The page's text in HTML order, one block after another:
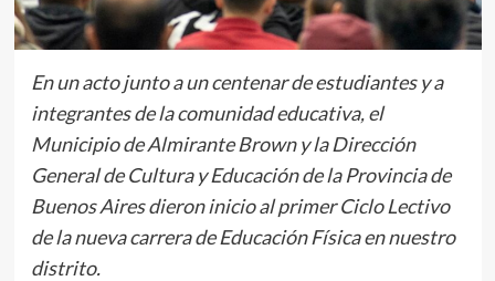
En un acto junto a un centenar de estudiantes y a
integrantes de la comunidad educativa, el
Municipio de Almirante Brown y la Dirección
General de Cultura y Educación de la Provincia de
Buenos Aires dieron inicio al primer Ciclo Lectivo
de la nueva carrera de Educación Física en nuestro
distrito.